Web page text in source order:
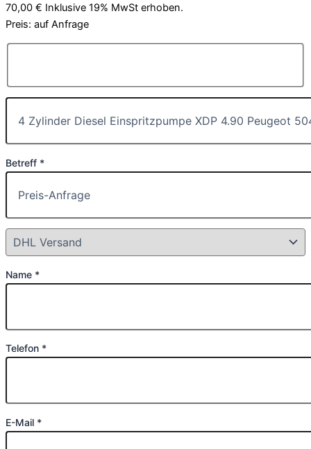
70,00 € Inklusive 19% MwSt erhoben.
Preis: auf Anfrage
Betreff *
Name *
Telefon *
E-Mail *